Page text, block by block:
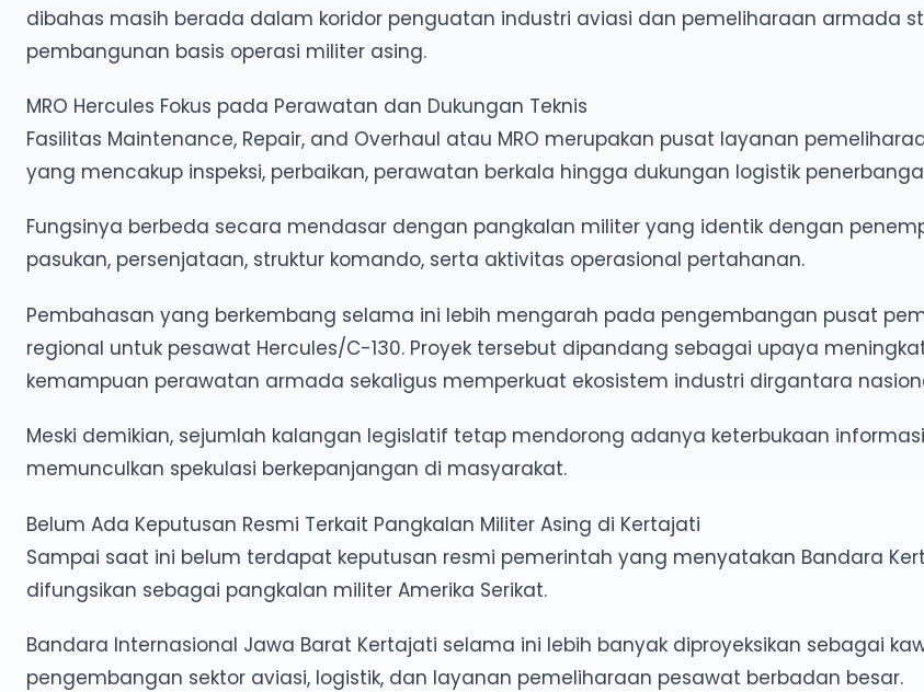
dibahas masih berada dalam koridor penguatan industri aviasi dan pemeliharaan armada
pembangunan basis operasi militer asing.
MRO Hercules Fokus pada Perawatan dan Dukungan Teknis
Fasilitas Maintenance, Repair, and Overhaul atau MRO merupakan pusat layanan
yang mencakup inspeksi, perbaikan, perawatan berkala hingga dukungan logistik
Fungsinya berbeda secara mendasar dengan pangkalan militer yang identik dengan
pasukan, persenjataan, struktur komando, serta aktivitas operasional pertahanan.
Pembahasan yang berkembang selama ini lebih mengarah pada pengembangan pusat
regional untuk pesawat Hercules/C-130. Proyek tersebut dipandang sebagai upaya
kemampuan perawatan armada sekaligus memperkuat ekosistem industri dirgantara
Meski demikian, sejumlah kalangan legislatif tetap mendorong adanya keterbukaan
memunculkan spekulasi berkepanjangan di masyarakat.
Belum Ada Keputusan Resmi Terkait Pangkalan Militer Asing di Kertajati
Sampai saat ini belum terdapat keputusan resmi pemerintah yang menyatakan Bandara
difungsikan sebagai pangkalan militer Amerika Serikat.
Bandara Internasional Jawa Barat Kertajati selama ini lebih banyak diproyeksikan sebagai
pengembangan sektor aviasi, logistik, dan layanan pemeliharaan pesawat berbadan besar.